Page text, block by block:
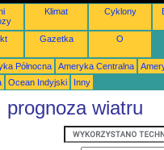
Klimat Cyklony
Gazetka O
Północna Ameryka Centralna
Ocean Indyjski Inny
wiatru